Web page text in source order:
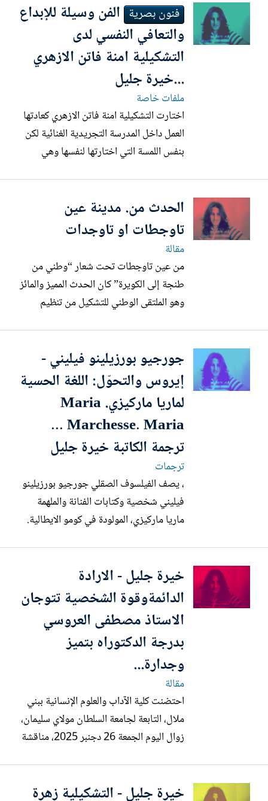
بالألوان لتترجم لاحساس وكلمات ورموز،
وتقنع اللون أنه صار معنى، لا ألمًا لتُهذّب
فوضاك بصمت،...
فنون بصرية الفن وسيلة للإبداع
والتعافي النفسي لدى
التشكيلية امنة فاتن الازهري
...خيرة جليل
ملفات خاصة
اختارت التشكيلية امنة فاتن الازهري كعادتها
العمل داخل المدرسة التجريدية الغنائية لكن
بنفس اللمسة التي اختارتها لنفسها وهي
مؤخرا خصوصا بعد مشاركتيها الأخيرتين
بالبرفورمانس الفني بكل من مهرجان
توجطات ومهرجان معرض الكتاب...
الحدث من. مدينة عين
تاوجطات او تاوجدات
مقالة
من عين تاوجطات تحت شعار “وطني من
طنجة إلى الكويرة” كان الحدث المميز والمائز
وهو الملتقى الوطني للتشكيل من تنظيم
كرأسمال حقيقي لكسب رهان التنمية
والتطور. الورش الذي فتحه صاحب الجلالة
نصره الله وشفاه وعفاه وحفظه من...
جورجيو بورزيلينو فيليني -
إيروس والتحوّل: اللغة الحسية
لماريا ماركيزي. Maria
Marchesse. Maria ...
ترجمة الكاتبة خيرة جليل
ترجمات
، يصف الفيلسوف الصقلي جورجيو بورزيلينو
فيليني شخصية وكتابات الفنانة والملهمة
ماريا ماركيزي، المولودة في كومو الايطالية.
فضاء يحدد كأيقونة. ملهمة، فهي بعيدة المنال
بقدر ما هي ملموسة، عريقة - مقدسة - ومع
ذلك فهي...
خيرة جليل - الارادة
الدائمةوقوة الشخصية تتوجان
الاستاذ مصطفى العروسي
بدرجة الدكتوراه بتميز
وجدارة...
مقالة
احتضنت كلية الآداب والعلوم الإنسانية ببني
ملال، التابعة لجامعة السلطان مولاي سليمان،
زوال اليوم الجمعة 26 دجنبر 2025، مناقشة
الآداب والعلوم الإنسانية، وذلك بمدرج 04
خيرة جليل - التشكيلية زهرة